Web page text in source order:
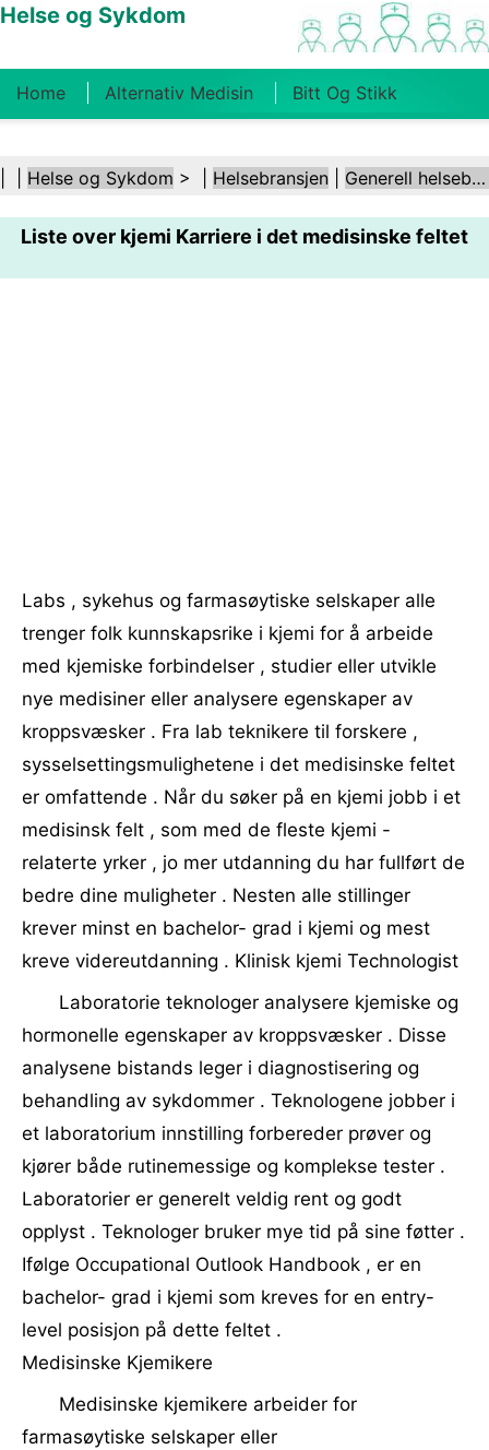
Helse og Sykdom
Home Alternativ Medisin Bitt Og Stikk
Kosthold Og Ernæring Familiehelse
Helsebransjen Psykisk Helse Folkehelse Og
Sikkerhet Kirurgi Og Prosedyrer Helse
Helse og Sykdom > | Helsebransjen Generell helsebransje
Liste over kjemi Karriere i det medisinske feltet
Labs , sykehus og farmasøytiske selskaper alle
trenger folk kunnskapsrike i kjemi for å arbeide
med kjemiske forbindelser , studier eller utvikle
nye medisiner eller analysere egenskaper av
kroppsvæsker . Fra lab teknikere til forskere ,
sysselsettingsmulighetene i det medisinske feltet
er omfattende . Når du søker på en kjemi jobb i et
medisinsk felt , som med de fleste kjemi -
relaterte yrker , jo mer utdanning du har fullført de
bedre dine muligheter . Nesten alle stillinger
krever minst en bachelor- grad i kjemi og mest
kreve videreutdanning . Klinisk kjemi Technologist
Laboratorie teknologer analysere kjemiske og
hormonelle egenskaper av kroppsvæsker . Disse
analysene bistands leger i diagnostisering og
behandling av sykdommer . Teknologene jobber i
et laboratorium innstilling forbereder prøver og
kjører både rutinemessige og komplekse tester .
Laboratorier er generelt veldig rent og godt
opplyst . Teknologer bruker mye tid på sine føtter .
Ifølge Occupational Outlook Handbook , er en
bachelor- grad i kjemi som kreves for en entry-
level posisjon på dette feltet .
Medisinske Kjemikere
Medisinske kjemikere arbeider for
farmasøytiske selskaper eller